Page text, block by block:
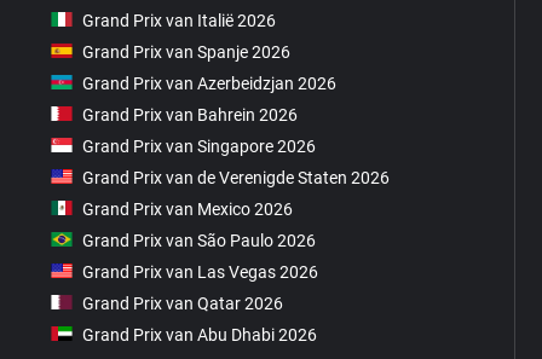
Grand Prix van Italië 2026
Grand Prix van Spanje 2026
Grand Prix van Azerbeidzjan 2026
Grand Prix van Bahrein 2026
Grand Prix van Singapore 2026
Grand Prix van de Verenigde Staten 2026
Grand Prix van Mexico 2026
Grand Prix van São Paulo 2026
Grand Prix van Las Vegas 2026
Grand Prix van Qatar 2026
Grand Prix van Abu Dhabi 2026